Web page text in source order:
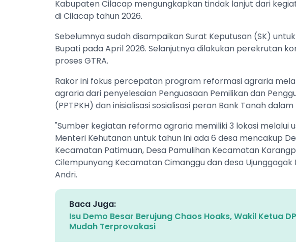
Kabupaten Cilacap mengungkapkan tindak lanjut dari
di Cilacap tahun 2026.
Sebelumnya sudah disampaikan Surat Keputusan (SK)
Bupati pada April 2026. Selanjutnya dilakukan perekrutan
proses GTRA.
Rakor ini fokus percepatan program reformasi agraria
agraria dari penyelesaian Penguasaan Pemilikan dan
(PPTPKH) dan inisialisasi sosialisasi peran Bank Tanah
"Sumber kegiatan reforma agraria memiliki 3 lokasi melalui
Menteri Kehutanan untuk tahun ini ada 6 desa mencakup
Kecamatan Patimuan, Desa Pamulihan Kecamatan
Cilempunyang Kecamatan Cimanggu dan desa
Andri.
Baca Juga:
Isu Demo Besar Berujung Chaos Hoaks, Wakil Ketua
Mudah Terprovokasi